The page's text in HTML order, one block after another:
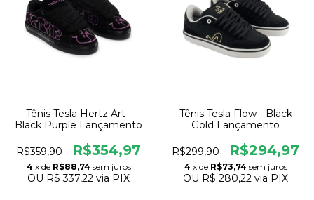
Tênis Tesla Hertz Art -
Black Purple Lançamento
R$359,90 R$354,97
4 x de R$88,74 sem juros
OU R$ 337,22 via PIX
Tênis Tesla Flow - Black
Gold Lançamento
R$299,90 R$294,97
4 x de R$73,74 sem juros
OU R$ 280,22 via PIX